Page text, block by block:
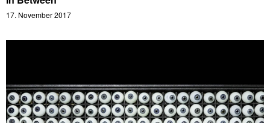
17. November 2017